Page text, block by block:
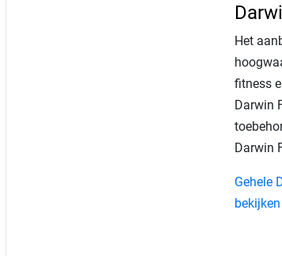
Het
fitness
Darwin
Darwin
Gehele
bekijken